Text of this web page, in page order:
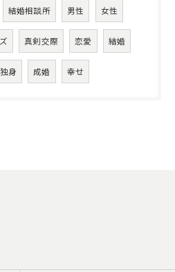
結婚相談所 男性 女性
真剣交際 恋愛 結婚
独身 成婚 幸せ